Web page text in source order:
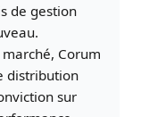
de gestion
Corum
distribution
sur